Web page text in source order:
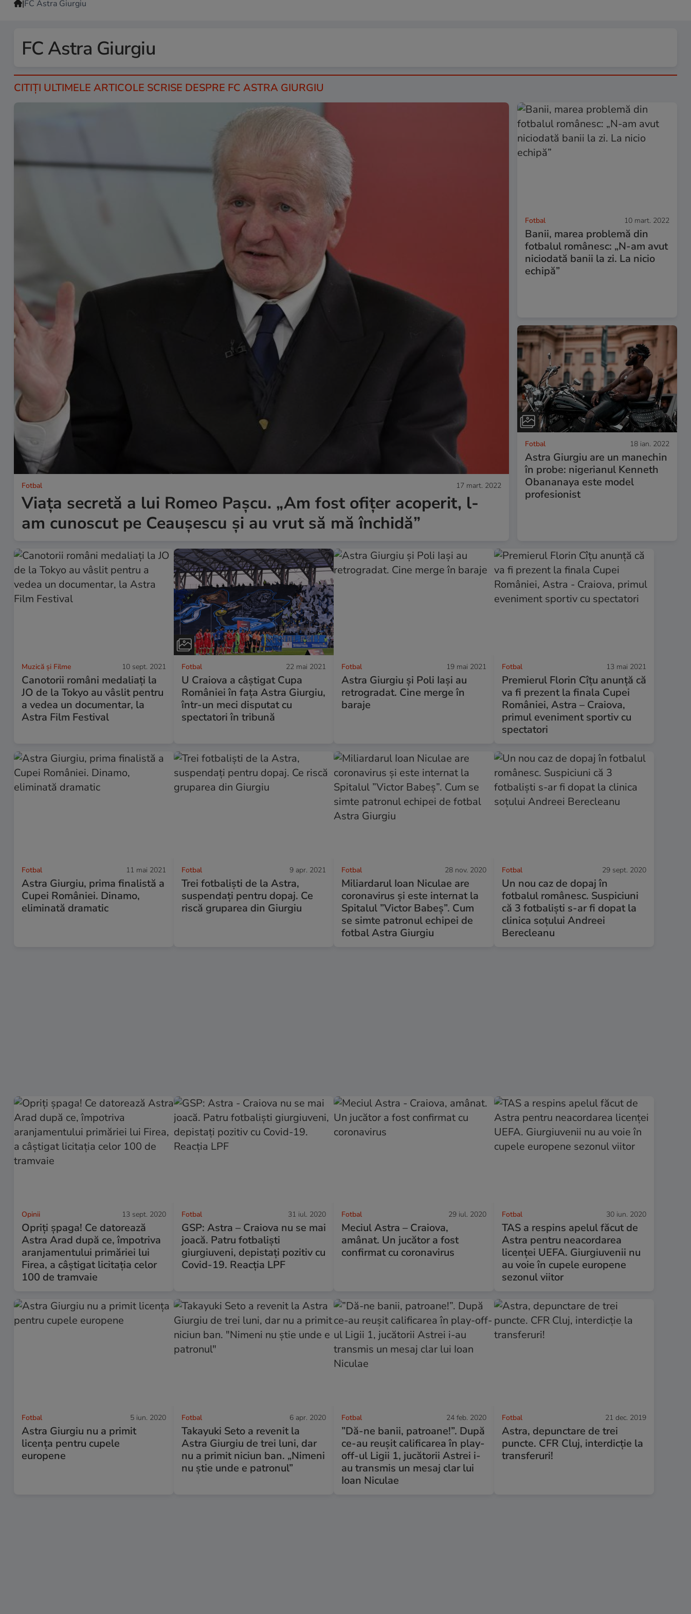
|FC Astra Giurgiu
FC Astra Giurgiu
CITIȚI ULTIMELE ARTICOLE SCRISE DESPRE FC ASTRA GIURGIU
Fotbal 17 mart. 2022
Viața secretă a lui Romeo Pașcu. „Am fost ofițer acoperit, l-
am cunoscut pe Ceaușescu și au vrut să mă închidă”
Fotbal 10 mart. 2022
Banii, marea problemă din
fotbalul românesc: „N-am avut
niciodată banii la zi. La nicio
echipă”
Fotbal 18 ian. 2022
Astra Giurgiu are un manechin
în probe: nigerianul Kenneth
Obananaya este model
profesionist
Muzică și Filme 10 sept. 2021
Canotorii români medaliați la
JO de la Tokyo au vâslit pentru
a vedea un documentar, la
Astra Film Festival
Fotbal 22 mai 2021
U Craiova a câștigat Cupa
României în fața Astra Giurgiu,
într-un meci disputat cu
spectatori în tribună
Fotbal 19 mai 2021
Astra Giurgiu și Poli Iași au
retrogradat. Cine merge în
baraje
Fotbal 13 mai 2021
Premierul Florin Cîțu anunță că
va fi prezent la finala Cupei
României, Astra – Craiova,
primul eveniment sportiv cu
spectatori
Fotbal 11 mai 2021
Astra Giurgiu, prima finalistă a
Cupei României. Dinamo,
eliminată dramatic
Fotbal 9 apr. 2021
Trei fotbaliști de la Astra,
suspendați pentru dopaj. Ce
riscă gruparea din Giurgiu
Fotbal 28 nov. 2020
Miliardarul Ioan Niculae are
coronavirus și este internat la
Spitalul ”Victor Babeș”. Cum
se simte patronul echipei de
fotbal Astra Giurgiu
Fotbal 29 sept. 2020
Un nou caz de dopaj în
fotbalul românesc. Suspiciuni
că 3 fotbaliști s-ar fi dopat la
clinica soțului Andreei
Berecleanu
Opinii 13 sept. 2020
Opriți șpaga! Ce datorează
Astra Arad după ce, împotriva
aranjamentului primăriei lui
Firea, a câștigat licitația celor
100 de tramvaie
Fotbal 31 iul. 2020
GSP: Astra – Craiova nu se mai
joacă. Patru fotbaliști
giurgiuveni, depistați pozitiv cu
Covid-19. Reacția LPF
Fotbal 29 iul. 2020
Meciul Astra – Craiova,
amânat. Un jucător a fost
confirmat cu coronavirus
Fotbal 30 iun. 2020
TAS a respins apelul făcut de
Astra pentru neacordarea
licenței UEFA. Giurgiuvenii nu
au voie în cupele europene
sezonul viitor
Fotbal 5 iun. 2020
Astra Giurgiu nu a primit
licenţa pentru cupele
europene
Fotbal 6 apr. 2020
Takayuki Seto a revenit la
Astra Giurgiu de trei luni, dar
nu a primit niciun ban. „Nimeni
nu știe unde e patronul”
Fotbal 24 feb. 2020
”Dă-ne banii, patroane!”. După
ce-au reușit calificarea în play-
off-ul Ligii 1, jucătorii Astrei i-
au transmis un mesaj clar lui
Ioan Niculae
Fotbal 21 dec. 2019
Astra, depunctare de trei
puncte. CFR Cluj, interdicție la
transferuri!